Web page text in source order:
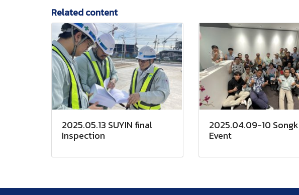
Related content
2025.05.13 SUYIN final
Inspection
2025.04.09-10
Event